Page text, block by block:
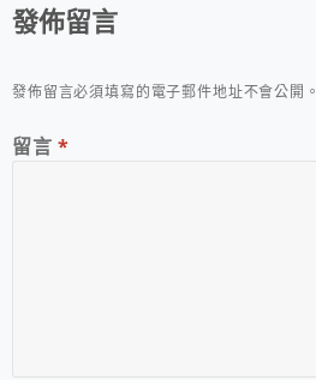
發佈留言
發佈留言必須填寫的電子郵件地址不會公開。
留言 *